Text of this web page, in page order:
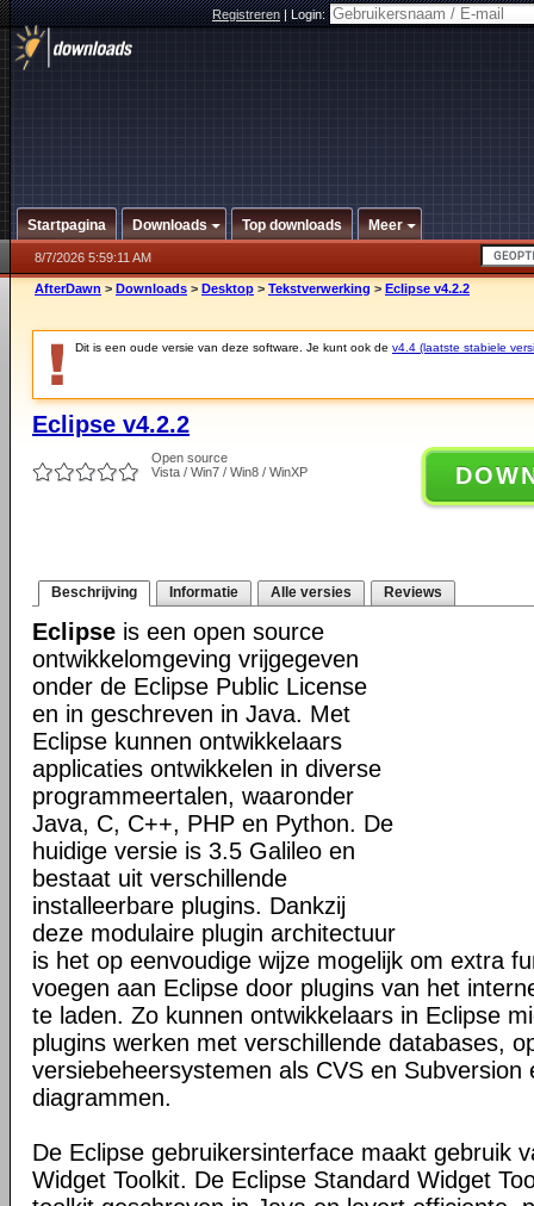
Registreren|Login:
Startpagina Downloads Top downloads Meer
8/7/2026 5:59:11 AM
AfterDawn > Downloads > Desktop > Tekstverwerking > Eclipse v4.2.2
Dit is een oude versie van deze software. Je kunt ook de v4.4 (laatste stabiele
Eclipse v4.2.2
Open source
Vista / Win7 / Win8 / WinXP
Beschrijving Informatie Alle versies Reviews
Eclipse is een open source
ontwikkelomgeving vrijgegeven
onder de Eclipse Public License
en in geschreven in Java. Met
Eclipse kunnen ontwikkelaars
applicaties ontwikkelen in diverse
programmeertalen, waaronder
Java, C, C++, PHP en Python. De
huidige versie is 3.5 Galileo en
bestaat uit verschillende
installeerbare plugins. Dankzij
deze modulaire plugin architectuur
is het op eenvoudige wijze mogelijk om extra
voegen aan Eclipse door plugins van het
te laden. Zo kunnen ontwikkelaars in Eclipse
plugins werken met verschillende databases,
versiebeheersystemen als CVS en Subversion
diagrammen.
De Eclipse gebruikersinterface maakt gebruik
Widget Toolkit. De Eclipse Standard Widget